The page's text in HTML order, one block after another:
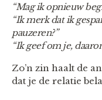
“Mag ik opnieuw
“Ik merk dat ik
pauzeren?”
“Ik geef om je,
Zo’n zin haalt de
dat je de relatie